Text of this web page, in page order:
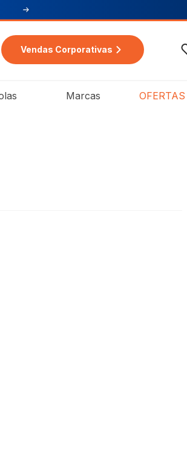
Vendas Corporativas
Marcas OFERTAS